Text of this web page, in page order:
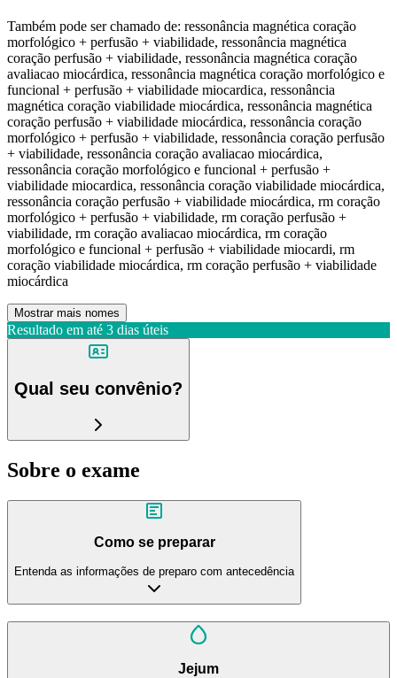
Também pode ser chamado de: ressonância magnética coração
morfológico + perfusão + viabilidade, ressonância magnética
coração perfusão + viabilidade, ressonância magnética coração
avaliacao miocárdica, ressonância magnética coração morfológico e
funcional + perfusão + viabilidade miocardica, ressonância
magnética coração viabilidade miocárdica, ressonância magnética
coração perfusão + viabilidade miocárdica, ressonância coração
morfológico + perfusão + viabilidade, ressonância coração perfusão
+ viabilidade, ressonância coração avaliacao miocárdica,
ressonância coração morfológico e funcional + perfusão +
viabilidade miocardica, ressonância coração viabilidade miocárdica,
ressonância coração perfusão + viabilidade miocárdica, rm coração
morfológico + perfusão + viabilidade, rm coração perfusão +
viabilidade, rm coração avaliacao miocárdica, rm coração
morfológico e funcional + perfusão + viabilidade miocardi, rm
coração viabilidade miocárdica, rm coração perfusão + viabilidade
miocárdica
Mostrar mais nomes
Resultado em até 3 dias úteis
Qual seu convênio?
Sobre o exame
Como se preparar
Entenda as informações de preparo com antecedência
Jejum